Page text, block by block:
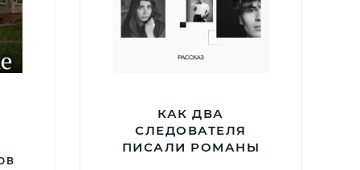
КАК ДВА
СЛЕДОВАТЕЛЯ
ПИСАЛИ РОМАНЫ